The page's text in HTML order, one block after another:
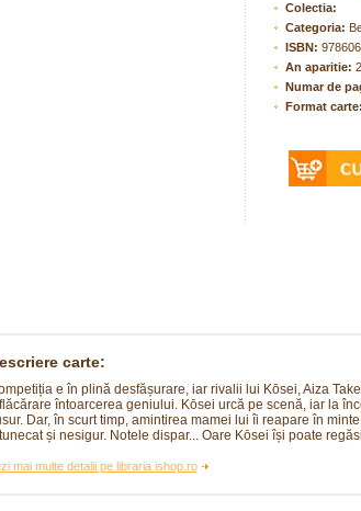
Colectia:
Categoria:
ISBN:
An aparitie:
Numar de
Format carte:
carte:
e în plină desfășurare, iar rivalii lui Kōsei, Aiza
întoarcerea geniului. Kōsei urcă pe scenă, iar la
Dar, în scurt timp, amintirea mamei lui îi reapare în
și nesigur. Notele dispar... Oare Kōsei își poate
mai multe detalii pe libraria ishop.ro